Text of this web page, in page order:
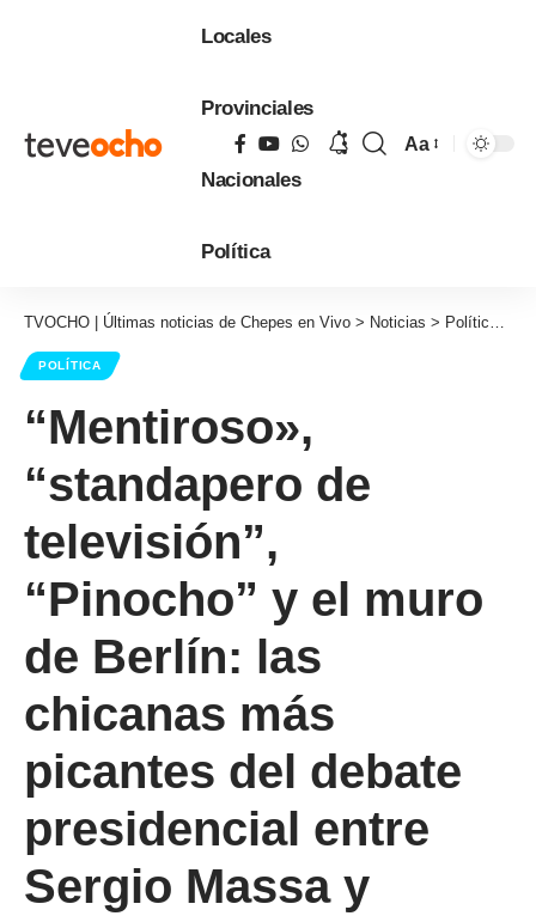
Locales
Provinciales
Nacionales
Política
Aa
TVOCHO | Últimas noticias de Chepes en Vivo > Noticias > Política >
POLÍTICA
“Mentiroso»,
“standapero de
televisión”,
“Pinocho” y el muro
de Berlín: las
chicanas más
picantes del debate
presidencial entre
Sergio Massa y